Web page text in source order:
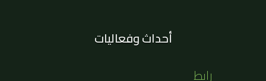
أحداث وفعاليات
رابط